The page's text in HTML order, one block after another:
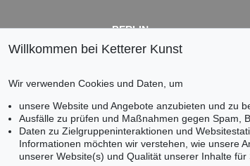
BERLIN
Dr. Simone Wiechers
Tel.: +49 (0)30 88 67 53-63
Fax: +49 (0)30 88 67 56-43
infoberlin@kettererkunst.de
Willkommen bei Ketterer Kunst
Wir verwenden Cookies und Daten, um
unsere Website und Angebote anzubieten und zu
Ausfälle zu prüfen und Maßnahmen gegen Spam,
Daten zu Zielgruppeninteraktionen und
Informationen möchten wir verstehen, wie unsere
unserer Website(s) und Qualität unserer Inhalte für